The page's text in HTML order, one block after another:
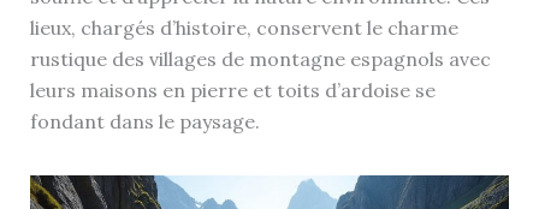
lieux, chargés d’histoire, conservent le charme
rustique des villages de montagne espagnols avec
leurs maisons en pierre et toits d’ardoise se
fondant dans le paysage.